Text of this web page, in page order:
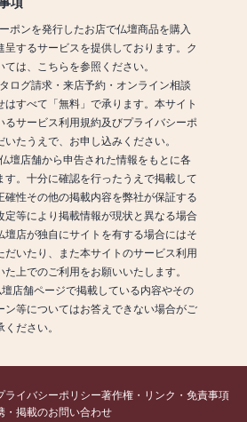
ノ井
墓
井杵
で
とし
（武
で、
があ
園多
属
内
を行
で、
きる
霊
ルパ
。
好
の木
りが
い霊
眺め
曲店
所在
仏
店で
具、
ーソ
、提
メン
デニ
墓
霊
00
第3火
4
ま
声
豊富
洋
ン仏
上置
、
時200
揃え
日の
線香
レ
商品
ま
示場
よ
たア
項
ポンを発行したお店で仏壇商品を購入
呈するサービスを提供しております。ク
は、こちらを参照ください。
ログ請求・来店予約・オンライン相談
はすべて「無料」で承ります。本サイト
るサービス利用規約及びプライバシーポ
たうえで、お申し込みください。
壇店舗から申告された情報をもとに各
す。十分に確認を行ったうえで掲載して
確性その他の掲載内容を弊社が保証する
定等により掲載情報が現状と異なる場合
壇店が独自にサイトを有する場合にはそ
だいたり、また本サイトのサービス利用
上でのご利用をお願いいたします。
店舗ページで掲載している内容やその
ン等についてはお答えできない場合がご
ださい。
ライバシーポリシー著作権・リンク・免責事項
・掲載のお問い合わせ